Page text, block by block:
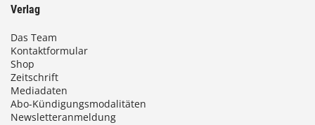
s
Verlag
Das Team
Kontaktformular
Shop
Zeitschrift
Mediadaten
Abo-Kündigungsmodalitäten
Newsletteranmeldung